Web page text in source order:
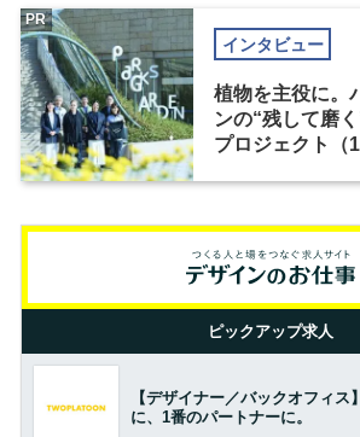
インタビュー
植物を主役に。
ンの“残して磨
プロジェクト（1
PR
ピックアップ求人
【デザイナー／バックオフィ
に、1番のパートナーに。